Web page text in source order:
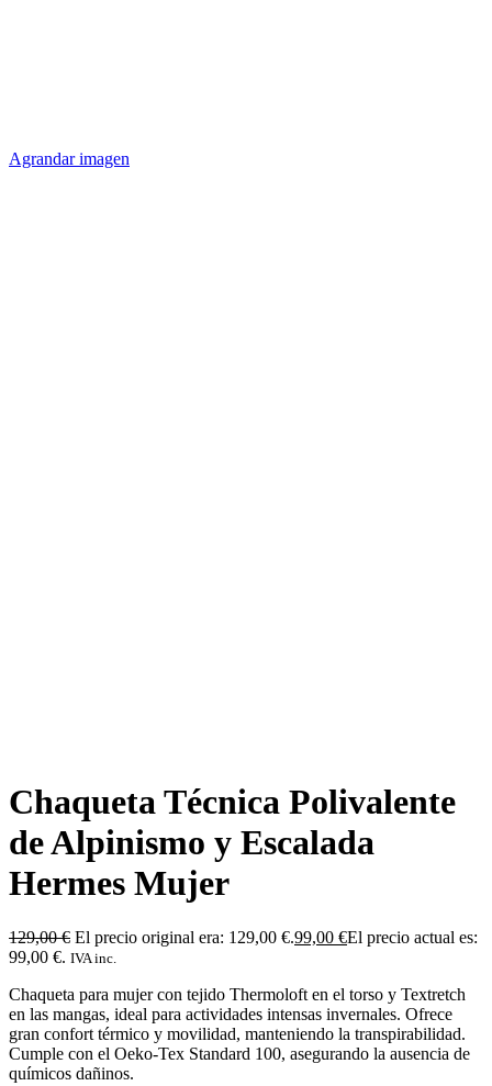
Agrandar imagen
Chaqueta Técnica Polivalente
de Alpinismo y Escalada
Hermes Mujer
129,00€ El precio original era: 129,00 €.99,00 €El precio actual es:
99,00 €. IVA inc.
Chaqueta para mujer con tejido Thermoloft en el torso y Textretch
en las mangas, ideal para actividades intensas invernales. Ofrece
gran confort térmico y movilidad, manteniendo la transpirabilidad.
Cumple con el Oeko-Tex Standard 100, asegurando la ausencia de
químicos dañinos.